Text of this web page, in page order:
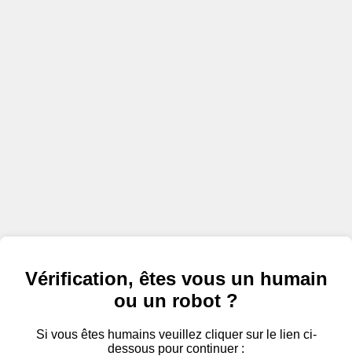
Vérification, êtes vous un humain
ou un robot ?
Si vous êtes humains veuillez cliquer sur le lien ci-
dessous pour continuer :